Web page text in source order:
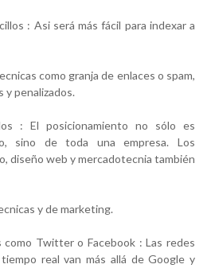
: Asi será más fácil para indexar a
como granja de enlaces o spam,
penalizados.
: El posicionamiento no sólo es
sino de toda una empresa. Los
diseño web y mercadotecnia también
y de marketing.
Twitter o Facebook : Las redes
real van más allá de Google y